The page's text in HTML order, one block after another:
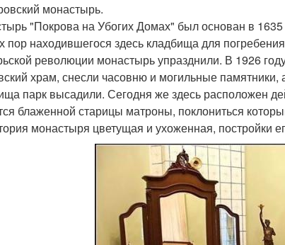
монастырь.
"Покрова на Убогих Домах" был основан в
пор находившегося здесь кладбища для
революции монастырь упразднили. В 1926
храм, снесли часовню и могильные
парк высадили. Сегодня же здесь расположен
блаженной старицы матроны, поклониться
монастыря цветущая и ухоженная, постройки